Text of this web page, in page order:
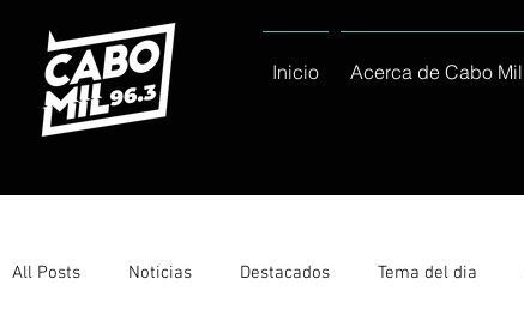
Inicio Acerca de Cabo Mil
All Posts Noticias Destacados Tema del dia